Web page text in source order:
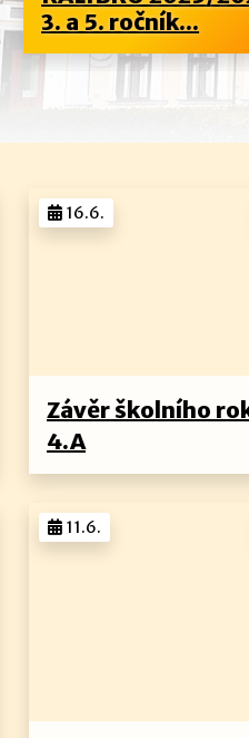
3. a 5. ročník...
Závěr školního
4.A
16.6.
11.6.